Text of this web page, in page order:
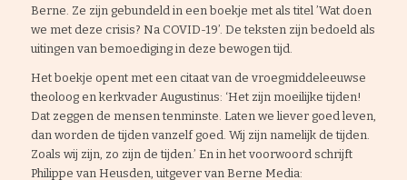
Berne. Ze zijn gebundeld in een boekje met als titel ’Wat doen
we met deze crisis? Na COVID-19’. De teksten zijn bedoeld als
uitingen van bemoediging in deze bewogen tijd.
Het boekje opent met een citaat van de vroegmiddeleeuwse
theoloog en kerkvader Augustinus: ‘Het zijn moeilijke tijden!
Dat zeggen de mensen tenminste. Laten we liever goed leven,
dan worden de tijden vanzelf goed. Wij zijn namelijk de tijden.
Zoals wij zijn, zo zijn de tijden.’ En in het voorwoord schrijft
Philippe van Heusden, uitgever van Berne Media: